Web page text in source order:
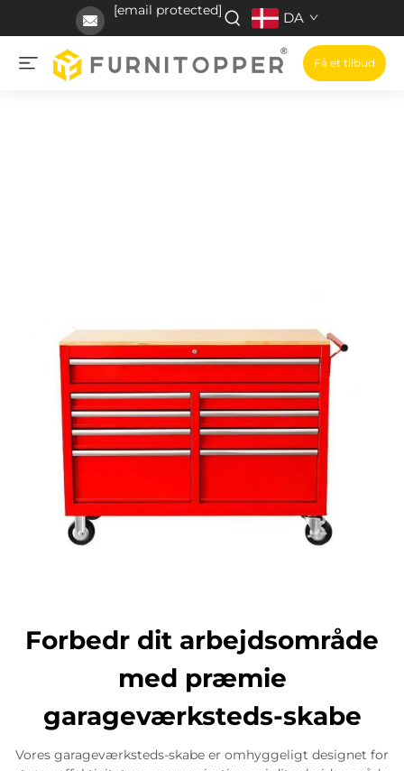
[email protected] DA
Få et tilbud
Forbedr dit arbejdsområde
med præmie
garageværksteds-skabe
Vores garageværksteds-skabe er omhyggeligt designet for